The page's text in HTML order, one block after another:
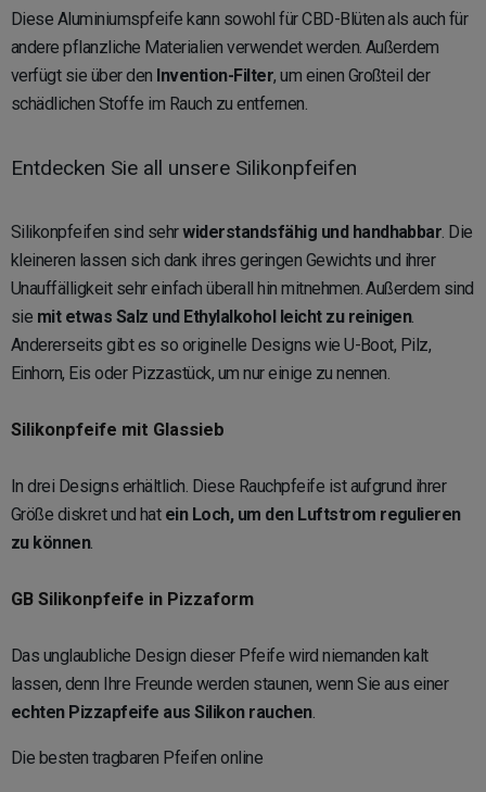
Diese Aluminiumspfeife kann sowohl für CBD-Blüten als auch für
andere pflanzliche Materialien verwendet werden. Außerdem
verfügt sie über den Invention-Filter, um einen Großteil der
schädlichen Stoffe im Rauch zu entfernen.
Entdecken Sie all unsere Silikonpfeifen
Silikonpfeifen sind sehrwiderstandsfähig und handhabbar. Die
kleineren lassen sich dank ihres geringen Gewichts und ihrer
Unauffälligkeit sehr einfach überall hin mitnehmen. Außerdem sind
sie mit etwas Salz und Ethylalkohol leicht zu reinigen.
Andererseits gibt es so originelle Designs wie U-Boot, Pilz,
Einhorn, Eis oder Pizzastück, um nur einige zu nennen.
Silikonpfeife mit Glassieb
In drei Designs erhältlich. Diese Rauchpfeife ist aufgrund ihrer
Größe diskret und hat ein Loch, um den Luftstrom regulieren
zu können.
GB Silikonpfeife in Pizzaform
Das unglaubliche Design dieser Pfeife wird niemanden kalt
lassen, denn Ihre Freunde werden staunen, wenn Sie aus einer
echten Pizzapfeife aus Silikon rauchen.
Die besten tragbaren Pfeifen online